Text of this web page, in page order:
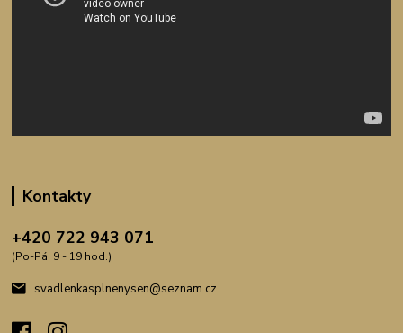
Kontakty
+420 722 943 071
(Po-Pá, 9 - 19 hod.)
svadlenkasplnenysen@seznam.cz